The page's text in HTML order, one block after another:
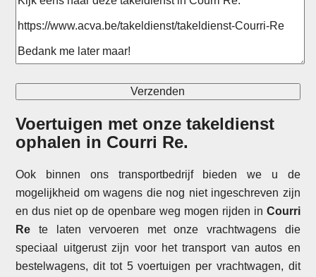
Voertuigen met onze takeldienst
ophalen in Courri Re.
Ook binnen ons transportbedrijf bieden we u de
mogelijkheid om wagens die nog niet ingeschreven zijn
en dus niet op de openbare weg mogen rijden in Courri
Re te laten vervoeren met onze vrachtwagens die
speciaal uitgerust zijn voor het transport van autos en
bestelwagens, dit tot 5 voertuigen per vrachtwagen, dit